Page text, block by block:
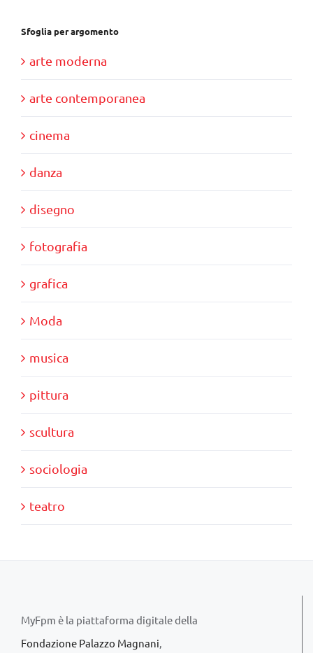
Sfoglia per argomento
arte moderna
arte contemporanea
cinema
danza
disegno
fotografia
grafica
Moda
musica
pittura
scultura
sociologia
teatro
MyFpm è la piattaforma digitale della
Fondazione Palazzo Magnani,